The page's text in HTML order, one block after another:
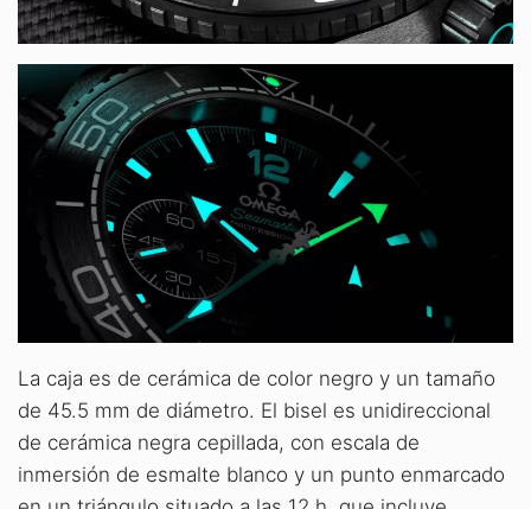
La caja es de cerámica de color negro y un tamaño
de 45.5 mm de diámetro. El bisel es unidireccional
de cerámica negra cepillada, con escala de
inmersión de esmalte blanco y un punto enmarcado